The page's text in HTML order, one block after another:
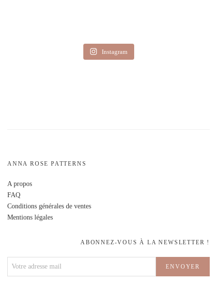
Instagram
ANNA ROSE PATTERNS
A propos
FAQ
Conditions générales de ventes
Mentions légales
ABONNEZ-VOUS À LA NEWSLETTER !